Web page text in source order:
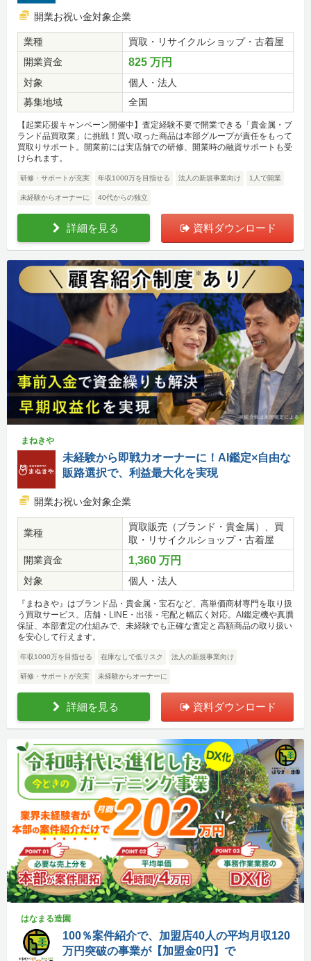
開業お祝い金対象企業
業種
買取・リサイクルショップ・古着屋
開業資金
825 万円
対象
個人・法人
募集地域
全国
【起業応援キャンペーン開催中】査定経験不要で開業できる「貴金属・ブ
ランド品買取業」に挑戦！買い取った商品は本部グループが責任をもって
買取りサポート。開業前には実店舗での研修、開業時の融資サポートも受
けられます。
研修・サポートが充実 年収1000万を目指せる 法人の新規事業向け 1人で開業
未経験からオーナーに 40代からの独立
詳細を見る 資料ダウンロード
まねきや
未経験から即戦力オーナーに！AI鑑定×自由な
販路選択で、利益最大化を実現
開業お祝い金対象企業
業種
買取販売（ブランド・貴金属）、買
取・リサイクルショップ・古着屋
開業資金
1,360 万円
対象 個人・法人
『まねきや』はブランド品・貴金属・宝石など、高単価商材専門を取り扱
う買取サービス。店舗・LINE・出張・宅配と幅広く対応。AI鑑定機や真贋
保証、本部査定の仕組みで、未経験でも正確な査定と高額商品の取り扱い
を安心して行えます。
年収1000万を目指せる 在庫なしで低リスク 法人の新規事業向け
研修・サポートが充実 未経験からオーナーに
詳細を見る 資料ダウンロード
はなまる造園
100％案件紹介で、加盟店40人の平均月収120
万円突破の事業が【加盟金0円】で